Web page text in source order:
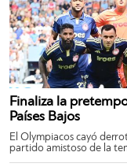
Finaliza la
Países Bajos
El Olympiacos cayó
partido amistoso de la